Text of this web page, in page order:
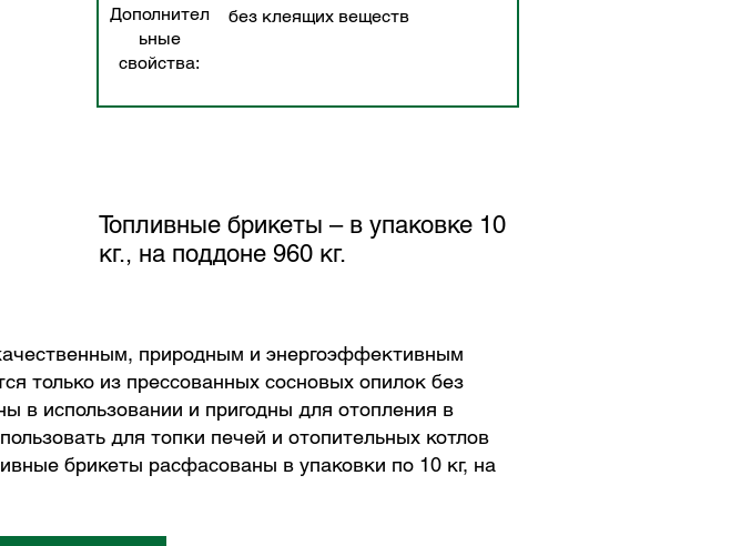
Дополнител
ьные
свойства:
без клеящих веществ
Топливные брикеты – в упаковке 10
кг., на поддоне 960 кг.
природным и энергоэффективным
только из прессованных сосновых опилок без
в использовании и пригодны для отопления в
для топки печей и отопительных котлов
брикеты расфасованы в упаковки по 10 кг, на